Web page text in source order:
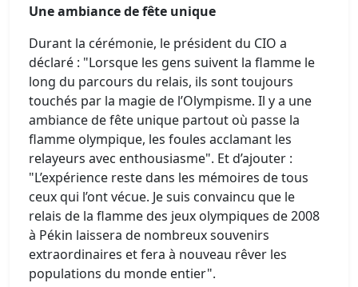
Une ambiance de fête unique
Durant la cérémonie, le président du CIO a
déclaré : "Lorsque les gens suivent la flamme le
long du parcours du relais, ils sont toujours
touchés par la magie de l’Olympisme. Il y a une
ambiance de fête unique partout où passe la
flamme olympique, les foules acclamant les
relayeurs avec enthousiasme". Et d’ajouter :
"L’expérience reste dans les mémoires de tous
ceux qui l’ont vécue. Je suis convaincu que le
relais de la flamme des jeux olympiques de 2008
à Pékin laissera de nombreux souvenirs
extraordinaires et fera à nouveau rêver les
populations du monde entier".